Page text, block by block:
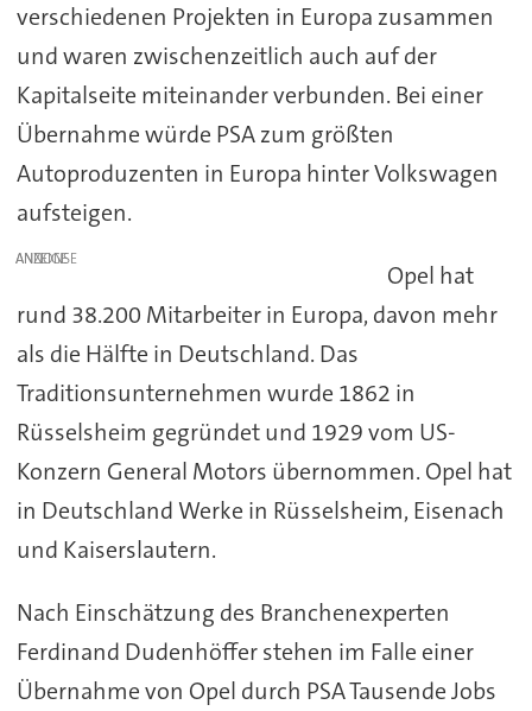
verschiedenen Projekten in Europa zusammen
und waren zwischenzeitlich auch auf der
Kapitalseite miteinander verbunden. Bei einer
Übernahme würde PSA zum größten
Autoproduzenten in Europa hinter Volkswagen
aufsteigen.
ANZEIGE
Opel hat
rund 38.200 Mitarbeiter in Europa, davon mehr
als die Hälfte in Deutschland. Das
Traditionsunternehmen wurde 1862 in
Rüsselsheim gegründet und 1929 vom US-
Konzern General Motors übernommen. Opel hat
in Deutschland Werke in Rüsselsheim, Eisenach
und Kaiserslautern.
Nach Einschätzung des Branchenexperten
Ferdinand Dudenhöffer stehen im Falle einer
Übernahme von Opel durch PSA Tausende Jobs